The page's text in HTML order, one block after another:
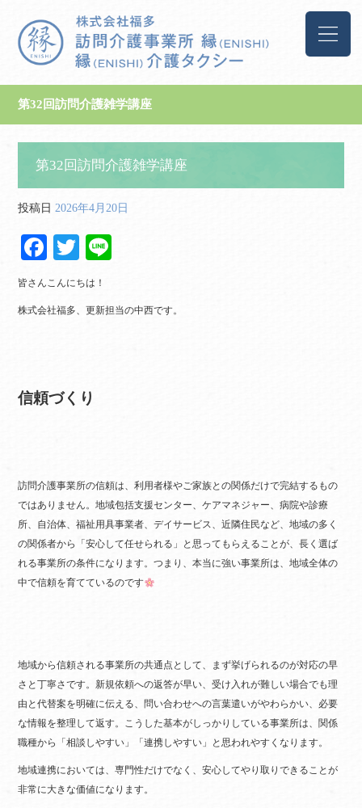
第32回訪問介護雑学講座
第32回訪問介護雑学講座
投稿日 2026年4月20日
Fa
ce
bo
ok
T
wi
tte
r
皆さんこんにちは！
株式会社福多、更新担当の中西です。
信頼づくり
訪問介護事業所の信頼は、利用者様やご家族との関係だけで完結するもの
ではありません。地域包括支援センター、ケアマネジャー、病院や診療
所、自治体、福祉用具事業者、デイサービス、近隣住民など、地域の多く
の関係者から「安心して任せられる」と思ってもらえることが、長く選ば
れる事業所の条件になります。つまり、本当に強い事業所は、地域全体の
中で信頼を育てているのです
地域から信頼される事業所の共通点として、まず挙げられるのが対応の早
さと丁寧さです。新規依頼への返答が早い、受け入れが難しい場合でも理
由と代替案を明確に伝える、問い合わせへの言葉遣いがやわらかい、必要
な情報を整理して返す。こうした基本がしっかりしている事業所は、関係
職種から「相談しやすい」「連携しやすい」と思われやすくなります。
地域連携においては、専門性だけでなく、安心してやり取りできることが
非常に大きな価値になります。